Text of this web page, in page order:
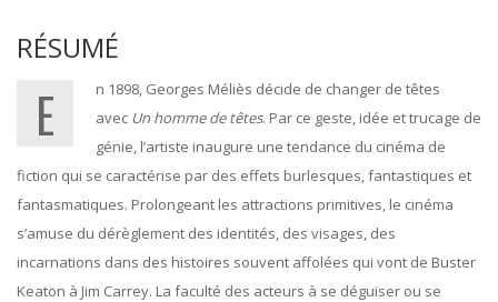
RÉSUMÉ
En 1898, Georges Méliès décide de changer de têtes avec Un homme de têtes. Par ce geste, idée et trucage de
génie, l’artiste inaugure une tendance du cinéma de
fiction qui se caractérise par des effets burlesques, fantastiques et
fantasmatiques. Prolongeant les attractions primitives, le cinéma
s’amuse du dérèglement des identités, des visages, des
incarnations dans des histoires souvent affolées qui vont de Buster
Keaton à Jim Carrey. La faculté des acteurs à se déguiser ou se